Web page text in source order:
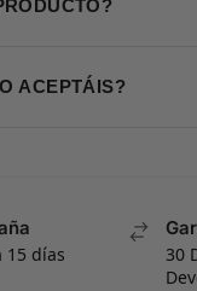
ACEPTÁIS?
15 días
30